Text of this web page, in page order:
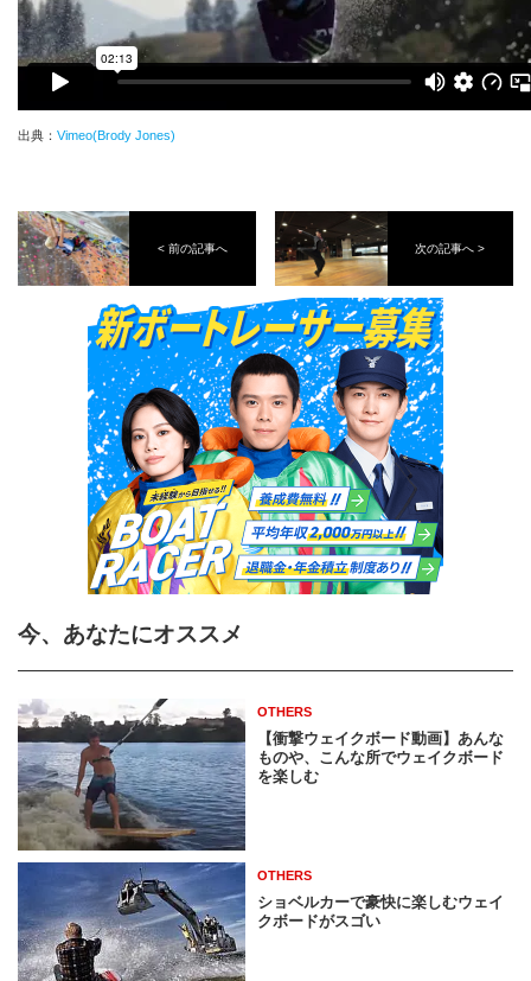
出典： Vimeo(Brody Jones)
< 前の記事へ 次の記事へ >
今、あなたにオススメ
OTHERS
【衝撃ウェイクボード動画】あんな
ものや、こんな所でウェイクボード
を楽しむ
OTHERS
ショベルカーで豪快に楽しむウェイ
クボードがスゴい